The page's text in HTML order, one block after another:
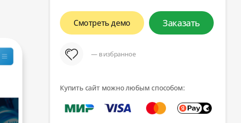
Смотреть демо Заказать
— в избранное
Купить сайт можно любым способом: